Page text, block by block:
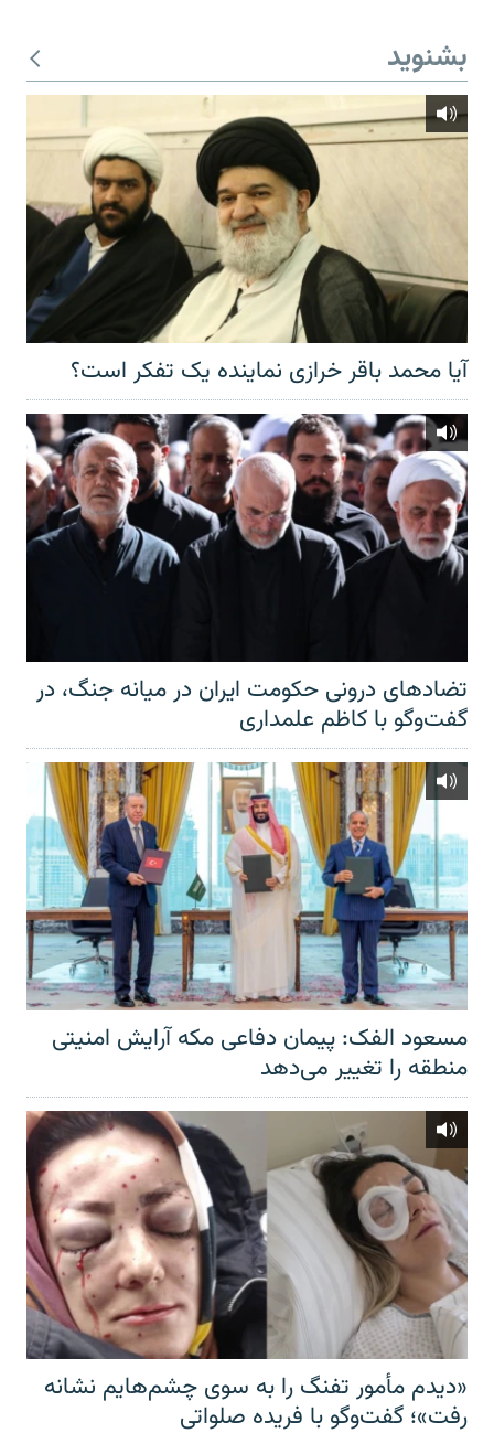
بشنوید
آیا محمد باقر خرازی نماینده یک تفکر است؟
تضادهای درونی حکومت ایران در میانه جنگ، در
گفت‌‌وگو با کاظم علمداری
مسعود الفک: پیمان دفاعی مکه آرایش امنیتی
منطقه را تغییر می‌دهد
«دیدم مأمور تفنگ را به سوی چشم‌هایم نشانه
رفت»؛ گفت‌و‌گو با فریده صلواتی